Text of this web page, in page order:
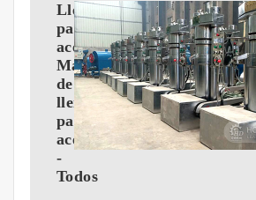
Llenadora
para
aceite,
Máquina
de
llenado
para
aceite
-
Todos